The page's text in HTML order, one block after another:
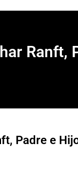
Ranft,
Padre e